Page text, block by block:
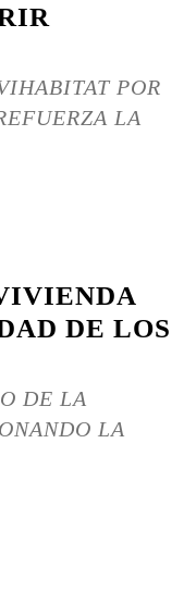
POR
LA
DE LOS
DE LA
LA